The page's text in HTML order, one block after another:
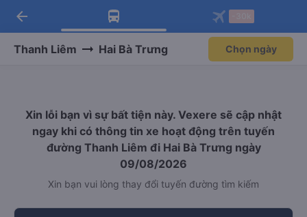
Tải app Vexere ngay!
Nhận ưu đãi thành viên độc
Mở app
Tải app Vexere
-30k/ghế khi đặt vé máy bay qua
Mở app
arrow_back
Thanh Liêm Hai Bà Trưng Chọn ngày
Xin lỗi bạn vì sự bất tiện này. Vexere sẽ cập nhật
ngay khi có thông tin xe hoạt động trên tuyến
đường Thanh Liêm đi Hai Bà Trưng ngày
09/08/2026
Xin bạn vui lòng thay đổi tuyến đường tìm kiếm